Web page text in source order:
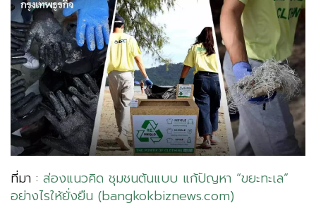
ที่มา : ส่องแนวคิด ชุมชนต้นแบบ แก้ปัญหา “ขยะทะเล”
อย่างไรให้ยั่งยืน (bangkokbiznews.com)